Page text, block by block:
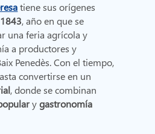
tiene sus orígenes
1843, año en que se
una feria agrícola y
a productores y
Penedès. Con el tiempo,
convertirse en un
, donde se combinan
ygastronomía